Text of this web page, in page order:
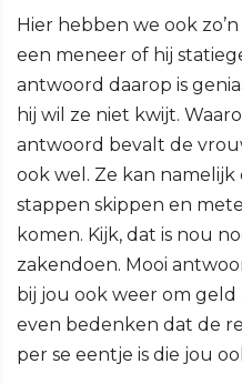
Hier hebben we ook
een meneer of hij
antwoord daarop is
hij wil ze niet kwijt.
antwoord bevalt de
ook wel. Ze kan
stappen skippen en
komen. Kijk, dat is nou
zakendoen. Mooi
bij jou ook weer om
even bedenken dat de
per se eentje is die jou